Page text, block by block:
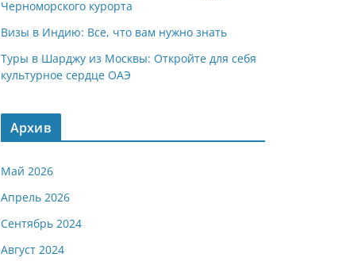
Черноморского курорта
Визы в Индию: Все, что вам нужно знать
Туры в Шарджу из Москвы: Откройте для себя
культурное сердце ОАЭ
Архив
Май 2026
Апрель 2026
Сентябрь 2024
Август 2024